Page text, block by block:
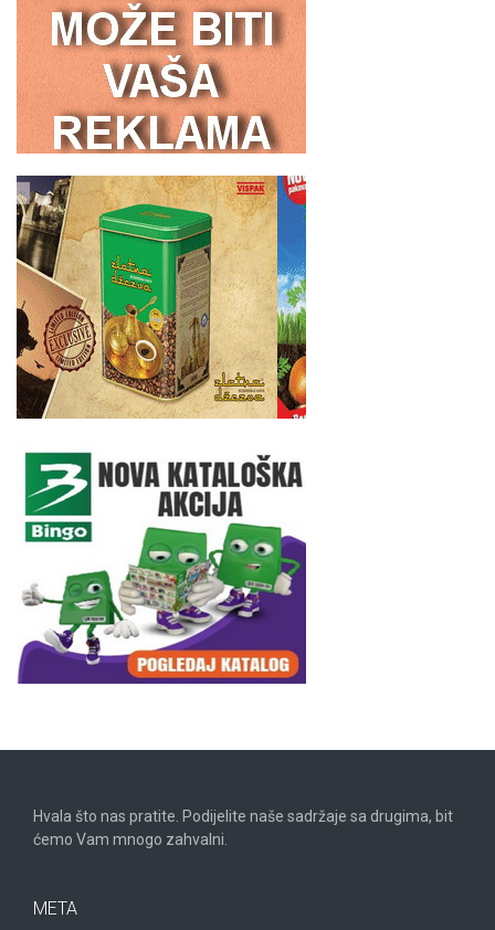
Hvala što nas pratite. Podijelite naše sadržaje sa drugima, bit
ćemo Vam mnogo zahvalni.
META